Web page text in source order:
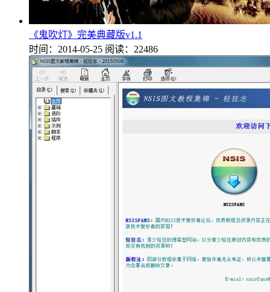
《鬼吹灯》完美典藏版v1.1
时间：2014-05-25 阅读：22486